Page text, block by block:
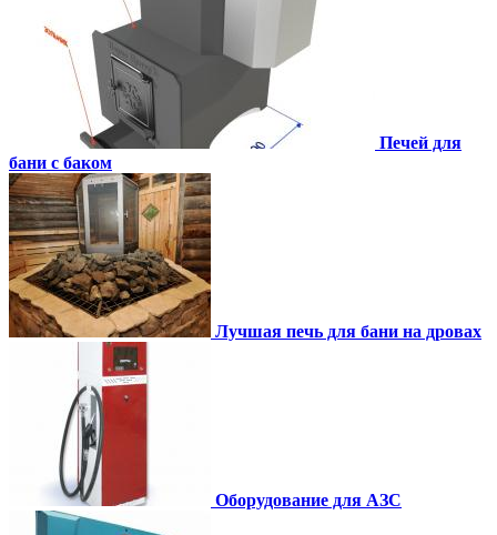
Печей для
бани с баком
Лучшая печь для бани на дровах
Оборудование для АЗС